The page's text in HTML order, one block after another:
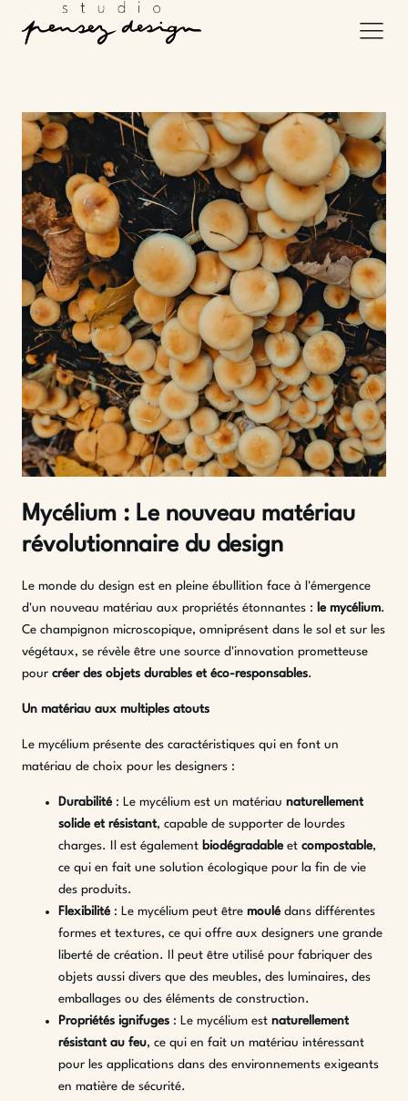
Mycélium : Le nouveau matériau
révolutionnaire du design
Le monde du design est en pleine ébullition face à l'émergence
d'un nouveau matériau aux propriétés étonnantes : le mycélium.
Ce champignon microscopique, omniprésent dans le sol et sur les
végétaux, se révèle être une source d'innovation prometteuse
pour créer des objets durables et éco-responsables.
Un matériau aux multiples atouts
Le mycélium présente des caractéristiques qui en font un
matériau de choix pour les designers :
Durabilité: Le mycélium est un matériau naturellement
solide et résistant, capable de supporter de lourdes
charges. Il est également biodégradableet compostable,
ce qui en fait une solution écologique pour la fin de vie
des produits.
Flexibilité: Le mycélium peut être moulédans différentes
formes et textures, ce qui offre aux designers une grande
liberté de création. Il peut être utilisé pour fabriquer des
objets aussi divers que des meubles, des luminaires, des
emballages ou des éléments de construction.
Propriétés ignifuges : Le mycélium est naturellement
résistant au feu, ce qui en fait un matériau intéressant
pour les applications dans des environnements exigeants
en matière de sécurité.